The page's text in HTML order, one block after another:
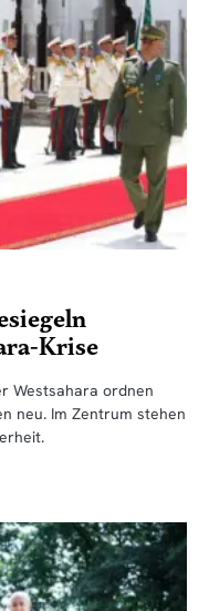
Krise
Westsahara ordnen
neu. Im Zentrum stehen